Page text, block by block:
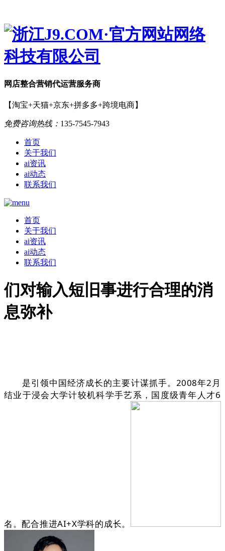
网店整合营销代运营服务商
【淘宝+天猫+京东+拼多多+跨境电商】
免费咨询热线： 135-7545-7943
首页
关于我们
ai资讯
ai动态
联系我们
首页
关于我们
ai资讯
ai动态
联系我们
们对输入短旧事进行合理的消
息弥补
是引领中国经济成长的主要计谋抓手。2008年2月
结业于浸会大学计较机科学手艺系，国度级青年人才6
名。配合推进AI+X学科的成长。